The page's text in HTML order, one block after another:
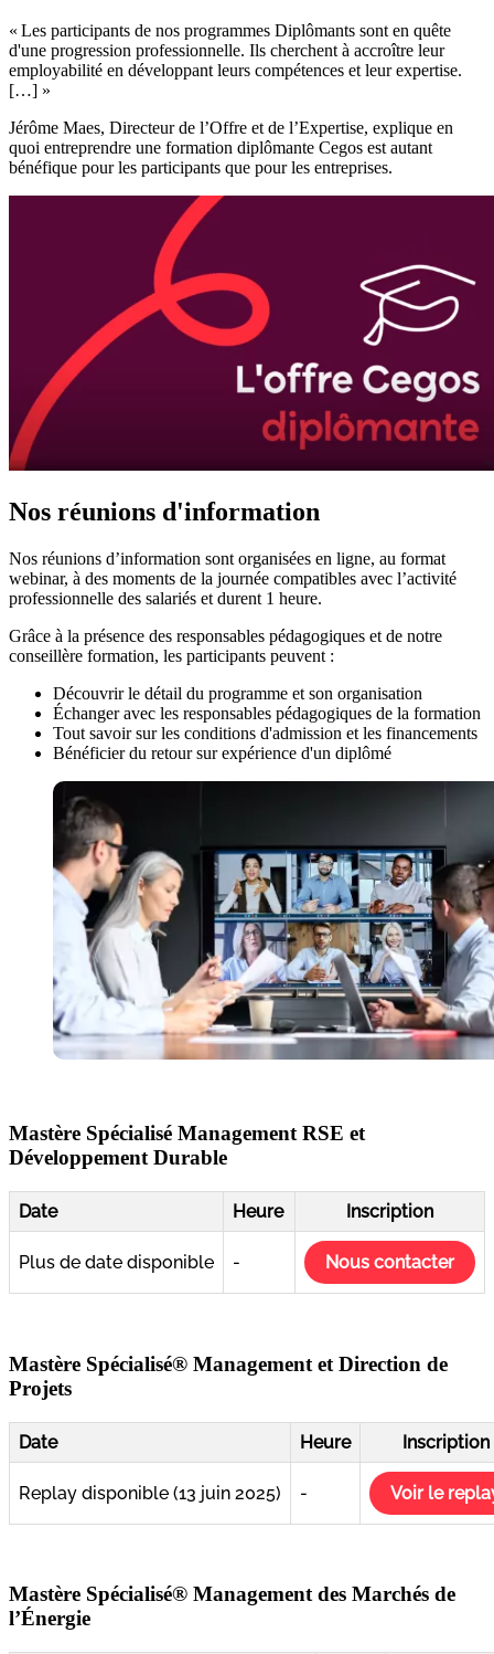
« Les participants de nos programmes Diplômants sont en quête
d'une progression professionnelle. Ils cherchent à accroître leur
employabilité en développant leurs compétences et leur expertise.
[…] »
Jérôme Maes, Directeur de l’Offre et de l’Expertise, explique en
quoi entreprendre une formation diplômante Cegos est autant
bénéfique pour les participants que pour les entreprises.
Nos réunions d'information
Nos réunions d’information sont organisées en ligne, au format
webinar, à des moments de la journée compatibles avec l’activité
professionnelle des salariés et durent 1 heure.
Grâce à la présence des responsables pédagogiques et de notre
conseillère formation, les participants peuvent :
Découvrir le détail du programme et son organisation
Échanger avec les responsables pédagogiques de la formation
Tout savoir sur les conditions d'admission et les financements
Bénéficier du retour sur expérience d'un diplômé
Mastère Spécialisé Management RSE et
Développement Durable
Date Heure Inscription
Plus de date disponible - Nous contacter
Mastère Spécialisé® Management et Direction de
Projets
Date Heure Inscription
Replay disponible (13 juin 2025) - Voir le
Mastère Spécialisé® Management des Marchés de
l’Énergie